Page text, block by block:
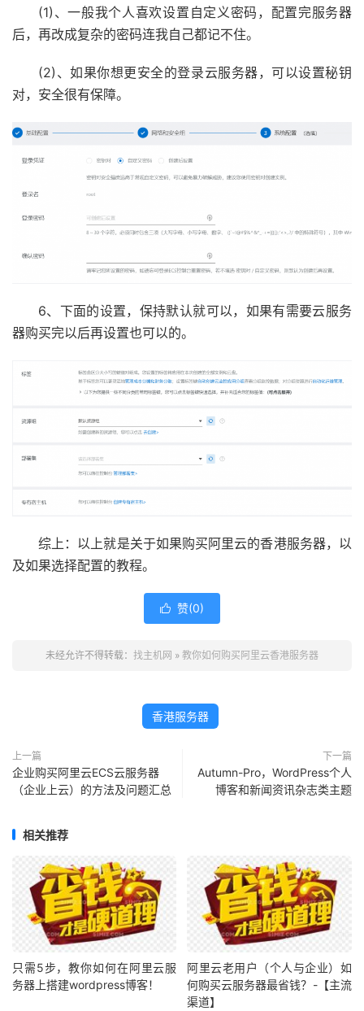
(1)、一般我个人喜欢设置自定义密码，配置完服务器
后，再改成复杂的密码连我自己都记不住。
(2)、如果你想更安全的登录云服务器，可以设置秘钥
对，安全很有保障。
6、下面的设置，保持默认就可以，如果有需要云服务
器购买完以后再设置也可以的。
综上：以上就是关于如果购买阿里云的香港服务器，以
及如果选择配置的教程。
 赞(0)
未经允许不得转载： 找主机网 » 教你如何购买阿里云香港服务器
香港服务器
上一篇
企业购买阿里云ECS云服务器
（企业上云）的方法及问题汇总
下一篇
Autumn-Pro，WordPress个人
博客和新闻资讯杂志类主题
相关推荐
只需5步，教你如何在阿里云服
务器上搭建wordpress博客！
阿里云老用户（个人与企业）如
何购买云服务器最省钱？-【主流
渠道】